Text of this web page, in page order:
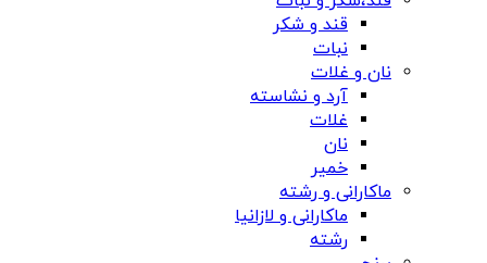
قند و شکر
نبات
نان و غلات
آرد و نشاسته
غلات
نان
خمیر
ماکارانی و رشته
ماکارانی و لازانیا
رشته